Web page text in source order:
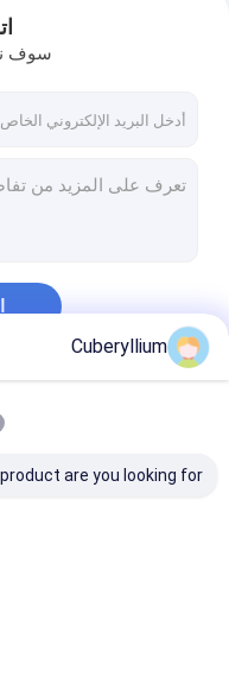
C17510 نحاس البريليوم
قضبان النحاس البريليوم
قطاع النحاس البريليوم
سوف
Cuberyllium
are you looking for?